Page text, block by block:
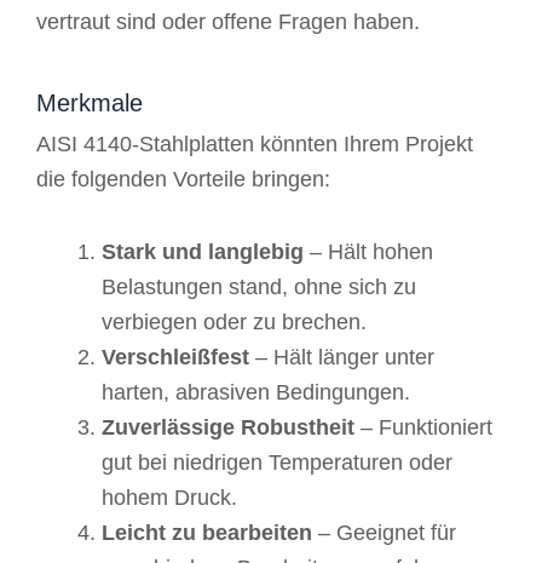
vertraut sind oder offene Fragen haben.
Merkmale
AISI 4140-Stahlplatten könnten Ihrem Projekt
die folgenden Vorteile bringen:
Stark und langlebig – Hält hohen
Belastungen stand, ohne sich zu
verbiegen oder zu brechen.
Verschleißfest – Hält länger unter
harten, abrasiven Bedingungen.
Zuverlässige Robustheit – Funktioniert
gut bei niedrigen Temperaturen oder
hohem Druck.
Leicht zu bearbeiten – Geeignet für